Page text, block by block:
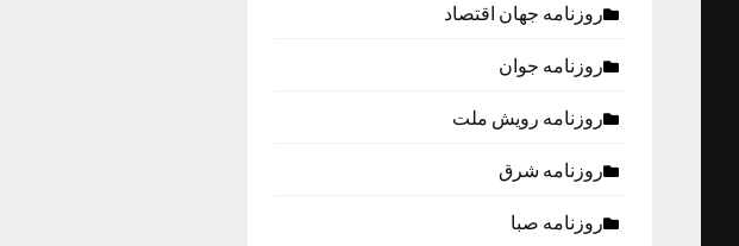
روزنامه جهان اقتصاد
روزنامه جوان
روزنامه رویش ملت
روزنامه شرق
روزنامه صبا